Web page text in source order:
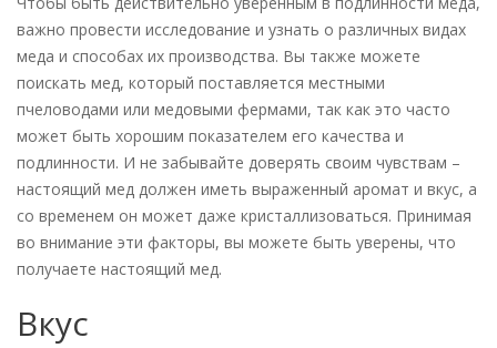
важно провести исследование и узнать о различных видах
меда и способах их производства. Вы также можете
поискать мед, который поставляется местными
пчеловодами или медовыми фермами, так как это часто
может быть хорошим показателем его качества и
подлинности. И не забывайте доверять своим чувствам –
настоящий мед должен иметь выраженный аромат и вкус, а
со временем он может даже кристаллизоваться. Принимая
во внимание эти факторы, вы можете быть уверены, что
получаете настоящий мед.
Вкус